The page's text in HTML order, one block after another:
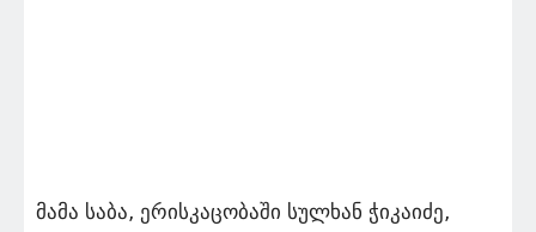
მამა საბა, ერის­კა­ცო­ბა­ში სულ­ხან ჭი­კა­ი­ძე,